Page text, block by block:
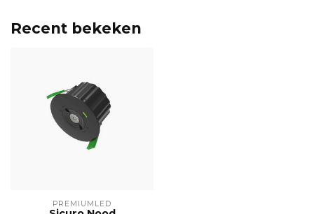
Recent bekeken
PREMIUMLED